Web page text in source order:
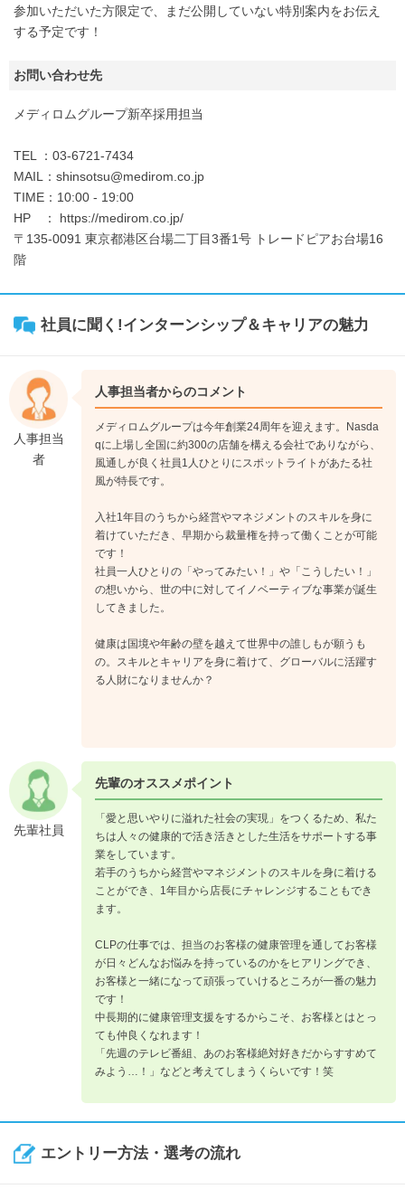
参加いただいた方限定で、まだ公開していない特別案内をお伝え
する予定です！
お問い合わせ先
メディロムグループ新卒採用担当
TEL ：03-6721-7434
MAIL：shinsotsu@medirom.co.jp
TIME：10:00 - 19:00
HP ： https://medirom.co.jp/
〒135-0091 東京都港区台場二丁目3番1号 トレードピアお台場16
階
社員に聞く!インターンシップ＆キャリアの魅力
人事担当
者
人事担当者からのコメント
メディロムグループは今年創業24周年を迎えます。Nasda
qに上場し全国に約300の店舗を構える会社でありながら、
風通しが良く社員1人ひとりにスポットライトがあたる社
風が特長です。
入社1年目のうちから経営やマネジメントのスキルを身に
着けていただき、早期から裁量権を持って働くことが可能
です！
社員一人ひとりの「やってみたい！」や「こうしたい！」
の想いから、世の中に対してイノベーティブな事業が誕生
してきました。
健康は国境や年齢の壁を越えて世界中の誰しもが願うも
の。スキルとキャリアを身に着けて、グローバルに活躍す
る人財になりませんか？
先輩社員
先輩のオススメポイント
「愛と思いやりに溢れた社会の実現」をつくるため、私た
ちは人々の健康的で活き活きとした生活をサポートする事
業をしています。
若手のうちから経営やマネジメントのスキルを身に着ける
ことができ、1年目から店長にチャレンジすることもでき
ます。
CLPの仕事では、担当のお客様の健康管理を通してお客様
が日々どんなお悩みを持っているのかをヒアリングでき、
お客様と一緒になって頑張っていけるところが一番の魅力
です！
中長期的に健康管理支援をするからこそ、お客様とはとっ
ても仲良くなれます！
「先週のテレビ番組、あのお客様絶対好きだからすすめて
みよう…！」などと考えてしまうくらいです！笑
エントリー方法・選考の流れ